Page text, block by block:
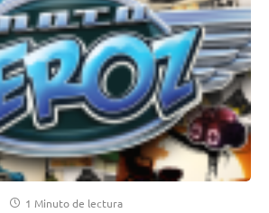
1 Minuto de lectura